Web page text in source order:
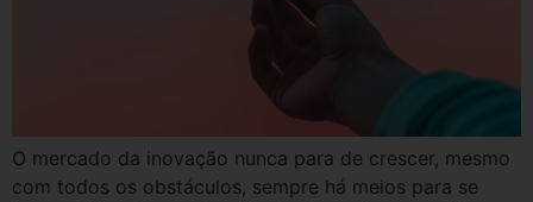
O mercado da inovação nunca para de crescer, mesmo
com todos os obstáculos, sempre há meios para se